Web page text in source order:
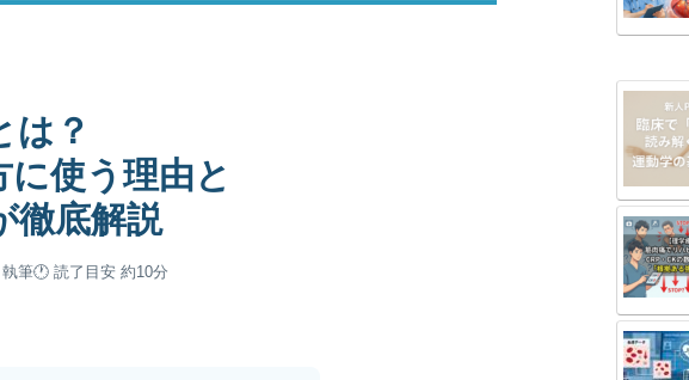
は？
使う理由と
徹底解説
筆🕐 読了目安 約10分